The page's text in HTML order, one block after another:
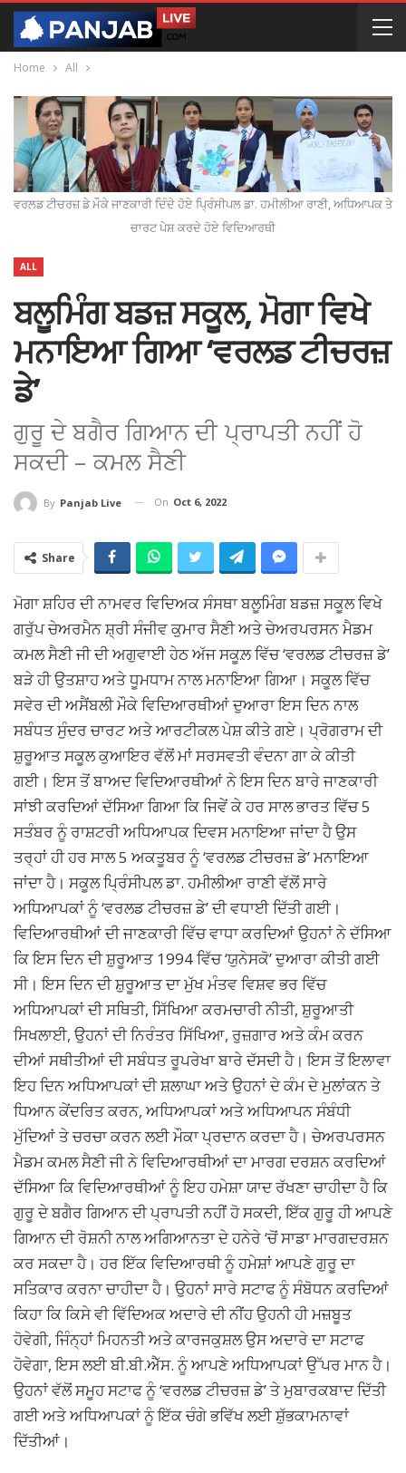
Home All
ਵਰਲਡ ਟੀਚਰਜ਼ ਡੇ ਮੌਕੇ ਜਾਣਕਾਰੀ ਦਿੰਦੇ ਹੋਏ ਪ੍ਰਿੰਸੀਪਲ ਡਾ. ਹਮੀਲੀਆ ਰਾਣੀ, ਅਧਿਆਪਕ ਤੇ
ਚਾਰਟ ਪੇਸ਼ ਕਰਦੇ ਹੋਏ ਵਿਦਿਆਰਥੀ
ALL
ਬਲੂਮਿੰਗ ਬਡਜ਼ ਸਕੂਲ, ਮੋਗਾ ਵਿਖੇ
ਮਨਾਇਆ ਗਿਆ ‘ਵਰਲਡ ਟੀਚਰਜ਼
ਡੇ’
ਗੁਰੂ ਦੇ ਬਗੈਰ ਗਿਆਨ ਦੀ ਪ੍ਰਾਪਤੀ ਨਹੀਂ ਹੋ
ਸਕਦੀ – ਕਮਲ ਸੈਣੀ
By Panjab Live On Oct 6, 2022
Share
ਮੋਗਾ ਸ਼ਹਿਰ ਦੀ ਨਾਮਵਰ ਵਿਦਿਅਕ ਸੰਸਥਾ ਬਲੂਮਿੰਗ ਬਡਜ਼ ਸਕੂਲ ਵਿਖੇ
ਗਰੁੱਪ ਚੇਅਰਮੈਨ ਸ਼੍ਰੀ ਸੰਜੀਵ ਕੁਮਾਰ ਸੈਣੀ ਅਤੇ ਚੇਅਰਪਰਸਨ ਮੈਡਮ
ਕਮਲ ਸੈਣੀ ਜੀ ਦੀ ਅਗੁਵਾਈ ਹੇਠ ਅੱਜ ਸਕੂਲ਼ ਵਿੱਚ ‘ਵਰਲਡ ਟੀਚਰਜ਼ ਡੇ’
ਬੜੇ ਹੀ ਉਤਸ਼ਾਹ ਅਤੇ ਧੂਮਧਾਮ ਨਾਲ ਮਨਾਇਆ ਗਿਆ। ਸਕੂਲ ਵਿੱਚ
ਸਵੇਰ ਦੀ ਅਸੈਂਬਲੀ ਮੌਕੇ ਵਿਦਿਆਰਥੀਆਂ ਦੁਆਰਾ ਇਸ ਦਿਨ ਨਾਲ
ਸਬੰਧਤ ਸੁੰਦਰ ਚਾਰਟ ਅਤੇ ਆਰਟੀਕਲ ਪੇਸ਼ ਕੀਤੇ ਗਏ। ਪ੍ਰੋਗਰਾਮ ਦੀ
ਸ਼ੁਰੂਆਤ ਸਕੂਲ ਕੁਆਇਰ ਵੱਲੋਂ ਮਾਂ ਸਰਸਵਤੀ ਵੰਦਨਾ ਗਾ ਕੇ ਕੀਤੀ
ਗਈ। ਇਸ ਤੋਂ ਬਾਅਦ ਵਿਦਿਆਰਥੀਆਂ ਨੇ ਇਸ ਦਿਨ ਬਾਰੇ ਜਾਣਕਾਰੀ
ਸਾਂਝੀ ਕਰਦਿਆਂ ਦੱਸਿਆ ਗਿਆ ਕਿ ਜਿਵੇਂ ਕੇ ਹਰ ਸਾਲ ਭਾਰਤ ਵਿੱਚ 5
ਸਤੰਬਰ ਨੂੰ ਰਾਸ਼ਟਰੀ ਅਧਿਆਪਕ ਦਿਵਸ ਮਨਾਇਆ ਜਾਂਦਾ ਹੈ ਉਸ
ਤਰ੍ਹਾਂ ਹੀ ਹਰ ਸਾਲ 5 ਅਕਤੂਬਰ ਨੂੰ ‘ਵਰਲਡ ਟੀਚਰਜ਼ ਡੇ’ ਮਨਾਇਆ
ਜਾਂਦਾ ਹੈ। ਸਕੂਲ ਪ੍ਰਿੰਸੀਪਲ ਡਾ. ਹਮੀਲੀਆ ਰਾਣੀ ਵੱਲੋਂ ਸਾਰੇ
ਅਧਿਆਪਕਾਂ ਨੂੰ ‘ਵਰਲਡ ਟੀਚਰਜ਼ ਡੇ’ ਦੀ ਵਧਾਈ ਦਿੱਤੀ ਗਈ।
ਵਿਦਿਆਰਥੀਆਂ ਦੀ ਜਾਣਕਾਰੀ ਵਿੱਚ ਵਾਧਾ ਕਰਦਿਆਂ ਉਹਨਾਂ ਨੇ ਦੱਸਿਆ
ਕਿ ਇਸ ਦਿਨ ਦੀ ਸ਼ੁਰੂਆਤ 1994 ਵਿੱਚ ‘ਯੁਨੇਸਕੋ’ ਦੁਆਰਾ ਕੀਤੀ ਗਈ
ਸੀ। ਇਸ ਦਿਨ ਦੀ ਸ਼ੁਰੂਆਤ ਦਾ ਮੁੱਖ ਮੰਤਵ ਵਿਸ਼ਵ ਭਰ ਵਿੱਚ
ਅਧਿਆਪਕਾਂ ਦੀ ਸਥਿਤੀ, ਸਿੱਖਿਆ ਕਰਮਚਾਰੀ ਨੀਤੀ, ਸ਼ੁਰੂਆਤੀ
ਸਿਖਲਾਈ, ਉਹਨਾਂ ਦੀ ਨਿਰੰਤਰ ਸਿੱਖਿਆ, ਰੁਜ਼ਗਾਰ ਅਤੇ ਕੰਮ ਕਰਨ
ਦੀਆਂ ਸਥੀਤੀਆਂ ਦੀ ਸਬੰਧਤ ਰੂਪਰੇਖਾ ਬਾਰੇ ਦੱਸਦੀ ਹੈ। ਇਸ ਤੋਂ ਇਲਾਵਾ
ਇਹ ਦਿਨ ਅਧਿਆਪਕਾਂ ਦੀ ਸ਼ਲਾਘਾ ਅਤੇ ਉਹਨਾਂ ਦੇ ਕੰਮ ਦੇ ਮੁਲਾਂਕਨ ਤੇ
ਧਿਆਨ ਕੇਂਦਰਿਤ ਕਰਨ, ਅਧਿਆਪਕਾਂ ਅਤੇ ਅਧਿਆਪਨ ਸੰਬੰਧੀ
ਮੁੱਦਿਆਂ ਤੇ ਚਰਚਾ ਕਰਨ ਲਈ ਮੌਕਾ ਪ੍ਰਦਾਨ ਕਰਦਾ ਹੈ। ਚੇਅਰਪਰਸਨ
ਮੈਡਮ ਕਮਲ ਸੈਣੀ ਜੀ ਨੇ ਵਿਦਿਆਰਥੀਆਂ ਦਾ ਮਾਰਗ ਦਰਸ਼ਨ ਕਰਦਿਆਂ
ਦੱਸਿਆ ਕਿ ਵਿਦਿਆਰਥੀਆਂ ਨੂੰ ਇਹ ਹਮੇਸ਼ਾ ਯਾਦ ਰੱਖਣਾ ਚਾਹੀਦਾ ਹੈ ਕਿ
ਗੁਰੂ ਦੇ ਬਗੈਰ ਗਿਆਨ ਦੀ ਪ੍ਰਾਪਤੀ ਨਹੀਂ ਹੋ ਸਕਦੀ, ਇੱਕ ਗੁਰੂ ਹੀ ਆਪਣੇ
ਗਿਆਨ ਦੀ ਰੋਸ਼ਨੀ ਨਾਲ ਅਗਿਆਨਤਾ ਦੇ ਹਨੇਰੇ ‘ਚੋਂ ਸਾਡਾ ਮਾਰਗਦਰਸ਼ਨ
ਕਰ ਸਕਦਾ ਹੈ। ਹਰ ਇੱਕ ਵਿਦਿਆਰਥੀ ਨੂੰ ਹਮੇਸ਼ਾਂ ਆਪਣੇ ਗੁਰੂ ਦਾ
ਸਤਿਕਾਰ ਕਰਨਾ ਚਾਹੀਦਾ ਹੈ। ਉਹਨਾਂ ਸਾਰੇ ਸਟਾਫ ਨੂੰ ਸੰਬੋਧਨ ਕਰਦਿਆਂ
ਕਿਹਾ ਕਿ ਕਿਸੇ ਵੀ ਵਿੱਦਿਅਕ ਅਦਾਰੇ ਦੀ ਨੀਂਹ ਉਹਨੀ ਹੀ ਮਜ਼ਬੂਤ
ਹੋਵੇਗੀ, ਜਿੰਨ੍ਹਾਂ ਮਿਹਨਤੀ ਅਤੇ ਕਾਰਜਕੁਸ਼ਲ ਉਸ ਅਦਾਰੇ ਦਾ ਸਟਾਫ
ਹੋਵੇਗਾ, ਇਸ ਲਈ ਬੀ.ਬੀ.ਐੱਸ. ਨੂੰ ਆਪਣੇ ਅਧਿਆਪਕਾਂ ਉੱਪਰ ਮਾਨ ਹੈ।
ਉਹਨਾਂ ਵੱਲੋਂ ਸਮੂਹ ਸਟਾਫ ਨੂੰ ‘ਵਰਲਡ ਟੀਚਰਜ਼ ਡੇ’ ਤੇ ਮੁਬਾਰਕਬਾਦ ਦਿੱਤੀ
ਗਈ ਅਤੇ ਅਧਿਆਪਕਾਂ ਨੂੰ ਇੱਕ ਚੰਗੇ ਭਵਿੱਖ ਲਈ ਸ਼ੁੱਭਕਾਮਨਾਵਾਂ
ਦਿੱਤੀਆਂ।